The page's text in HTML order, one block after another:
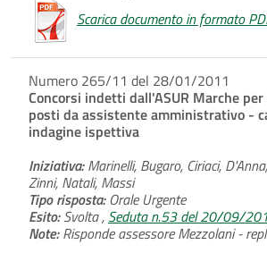
Scarica documento in formato
Numero 265/11 del 28/01/2011
Concorsi indetti dall'ASUR Marche
posti da assistente amministrativo -
indagine ispettiva
Iniziativa:Marinelli, Bugaro, Ciriaci,
Zinni, Natali, Massi
Tipo risposta:Orale Urgente
Esito:Svolta , Seduta n.53 del 20/09/
Note:Risponde assessore Mezzolani -